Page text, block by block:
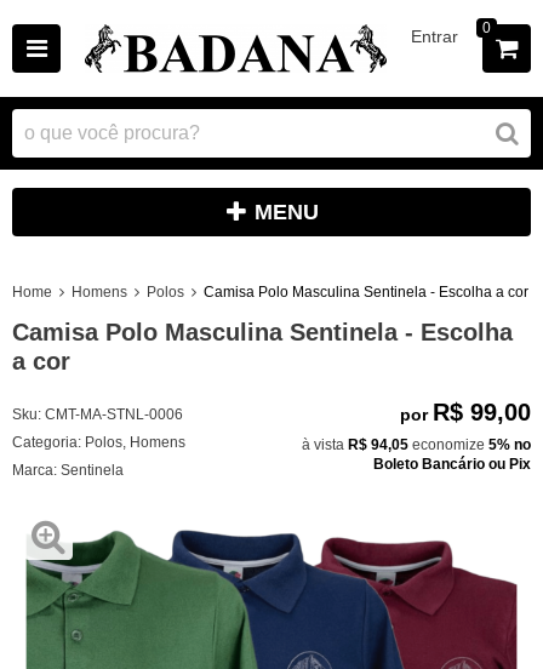
Entrar 0
MENU
Home Homens Polos Camisa Polo Masculina Sentinela - Escolha a cor
Camisa Polo Masculina Sentinela - Escolha
a cor
Sku: CMT-MA-STNL-0006
Categoria: Polos Homens
Marca: Sentinela
por R$ 99,00
à vista R$ 94,05 economize 5% no
Boleto Bancário ou Pix